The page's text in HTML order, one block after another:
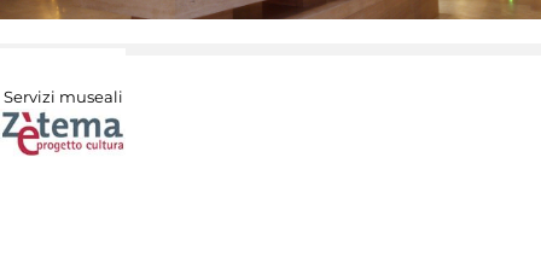
Servizi museali